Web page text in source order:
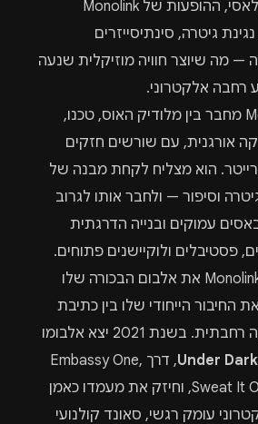
בניגוד לדיג׳יי סט קלאסי, ההופעות של Monolink
גיטרה, סינתיסייזרים
— מה שיוצר חוויה מוזיקלית שנעה
רחבה אלקטרוני.
הסאונד של Monolink מחבר בין מלודיק האוס, טכנו,
אורגנית, עם שורשים חזקים
הוא מצליח לקחת מבנה של
וסיפור — ולחבר אותו לגרוב
עמוקים ובנייה הדרגתית
פסטיבלים ולוקיישנים פתוחים.
החיבור הייחודי שלו בין כתיבת
שירים לאלקטרוניקה רחבתית. בשנת 2021 יצא אלבומו
Under
, דרך Embassy One,
Ultra Records ו־Sweat It Out, וחיזק את מעמדו כאמן
עומק רגשי, סאונד קולנועי